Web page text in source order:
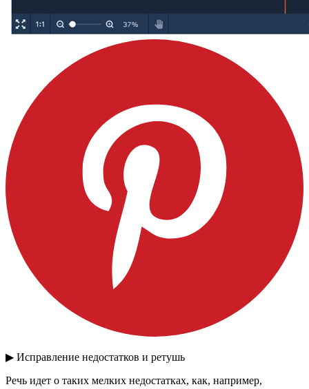
▶ Исправление недостатков и ретушь
Речь идет о таких мелких недостатках, как, например,